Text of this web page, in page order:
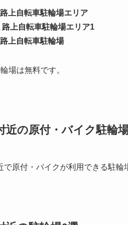
上自転車駐輪場エリア
上自転車駐輪場エリア1
上自転車駐輪場
場は無料です。
近の原付・バイク駐輪
で原付・バイクが利用できる駐輪